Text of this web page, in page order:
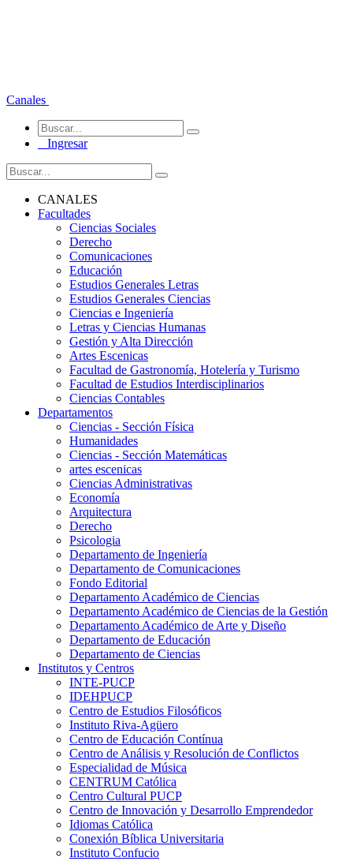
Canales
Ingresar
CANALES
Facultades
Ciencias Sociales
Derecho
Comunicaciones
Educación
Estudios Generales Letras
Estudios Generales Ciencias
Ciencias e Ingeniería
Letras y Ciencias Humanas
Gestión y Alta Dirección
Artes Escenicas
Facultad de Gastronomía, Hotelería y Turismo
Facultad de Estudios Interdisciplinarios
Ciencias Contables
Departamentos
Ciencias - Sección Física
Humanidades
Ciencias - Sección Matemáticas
artes escenicas
Ciencias Administrativas
Economía
Arquitectura
Derecho
Psicologia
Departamento de Ingeniería
Departamento de Comunicaciones
Fondo Editorial
Departamento Académico de Ciencias
Departamento Académico de Ciencias de la Gestión
Departamento Académico de Arte y Diseño
Departamento de Educación
Departamento de Ciencias
Institutos y Centros
INTE-PUCP
IDEHPUCP
Centro de Estudios Filosóficos
Instituto Riva-Agüero
Centro de Educación Contínua
Centro de Análisis y Resolución de Conflictos
Especialidad de Música
CENTRUM Católica
Centro Cultural PUCP
Centro de Innovación y Desarrollo Emprendedor
Idiomas Católica
Conexión Bíblica Universitaria
Instituto Confucio